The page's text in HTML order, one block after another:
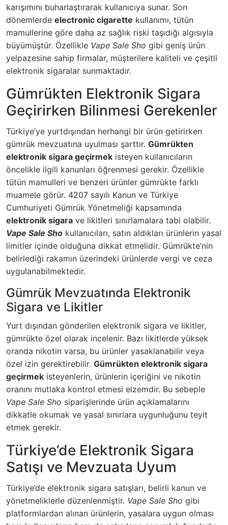
karışımını buharlaştırarak kullanıcıya sunar. Son
dönemlerde electronic cigarette kullanımı, tütün
mamullerine göre daha az sağlık riski taşıdığı algısıyla
büyümüştür. Özellikle Vape Sale Sho gibi geniş ürün
yelpazesine sahip firmalar, müşterilere kaliteli ve çeşitli
elektronik sigaralar sunmaktadır.
Gümrükten Elektronik Sigara
Geçirirken Bilinmesi Gerekenler
Türkiye’ye yurtdışından herhangi bir ürün getirirken
gümrük mevzuatına uyulması şarttır. Gümrükten
elektronik sigara geçirmek isteyen kullanıcıların
öncelikle ilgili kanunları öğrenmesi gerekir. Özellikle
tütün mamulleri ve benzeri ürünler gümrükte farklı
muamele görür. 4207 sayılı Kanun ve Türkiye
Cumhuriyeti Gümrük Yönetmeliği kapsamında
elektronik sigara ve likitleri sınırlamalara tabi olabilir.
Vape Sale Sho kullanıcıları, satın aldıkları ürünlerin yasal
limitler içinde olduğuna dikkat etmelidir. Gümrükte’nin
belirlediği rakamın üzerindeki ürünlerde vergi ve ceza
uygulanabilmektedir.
Gümrük Mevzuatında Elektronik
Sigara ve Likitler
Yurt dışından gönderilen elektronik sigara ve likitler,
gümrükte özel olarak incelenir. Bazı likitlerde yüksek
oranda nikotin varsa, bu ürünler yasaklanabilir veya
özel izin gerektirebilir. Gümrükten elektronik sigara
geçirmek isteyenlerin, ürünlerin içeriğini ve nikotin
oranını mutlaka kontrol etmesi elzemdir. Bu sebeple
Vape Sale Sho siparişlerinde ürün açıklamalarını
dikkatle okumak ve yasal sınırlara uygunluğunu teyit
etmek gerekir.
Türkiye’de Elektronik Sigara
Satışı ve Mevzuata Uyum
Türkiye’de elektronik sigara satışları, belirli kanun ve
yönetmeliklerle düzenlenmiştir. Vape Sale Sho gibi
platformlardan alınan ürünlerin, yasalara uygun olması